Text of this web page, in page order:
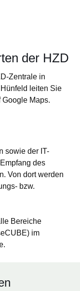
der HZD
Zentrale in
leiten Sie
Maps.
sowie der IT-
des
Von dort werden
bzw.
Bereiche
im